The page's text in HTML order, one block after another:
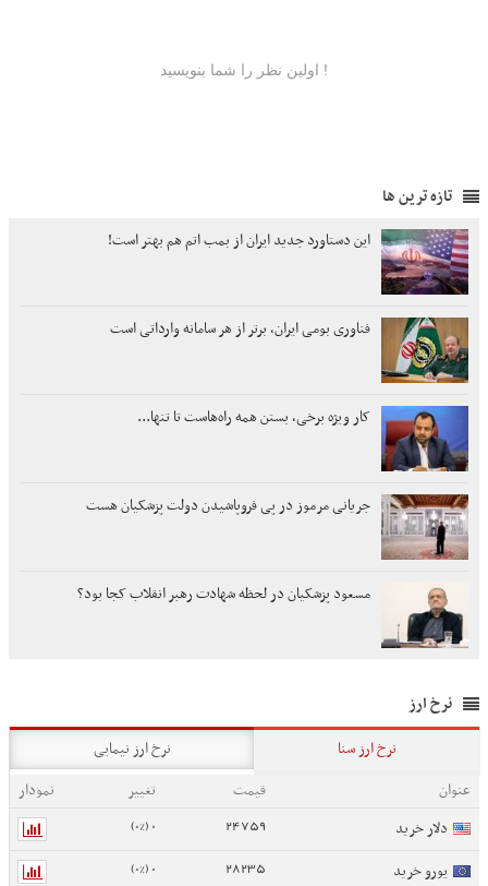
تازه ترین ها
این دستاورد جدید ایران از بمب اتم هم بهتر است!
فناوری بومی ایران، برتر از هر سامانه وارداتی است
کار ویژه برخی، بستن همه راه‌هاست تا تنها...
جریانی مرموز در پی فروپاشیدن دولت پزشکیان هست
مسعود پزشکیان در لحظه شهادت رهبر انقلاب کجا بود؟
نرخ ارز
نرخ ارز سنا
نرخ ارز نیمایی
عنوان
قیمت تغییر
نمودار
دلار خرید
24759
0 (0%)
یورو خرید 28235
0 (0%)